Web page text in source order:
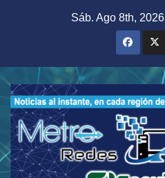
Sáb. Ago 8th, 2026